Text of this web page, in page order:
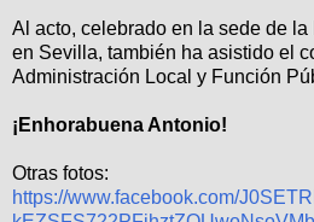
Al acto, celebrado en la sede de
en Sevilla, también ha asistido el
Administración Local y Función
¡Enhorabuena Antonio!
Otras fotos:
https://www.facebook.com/